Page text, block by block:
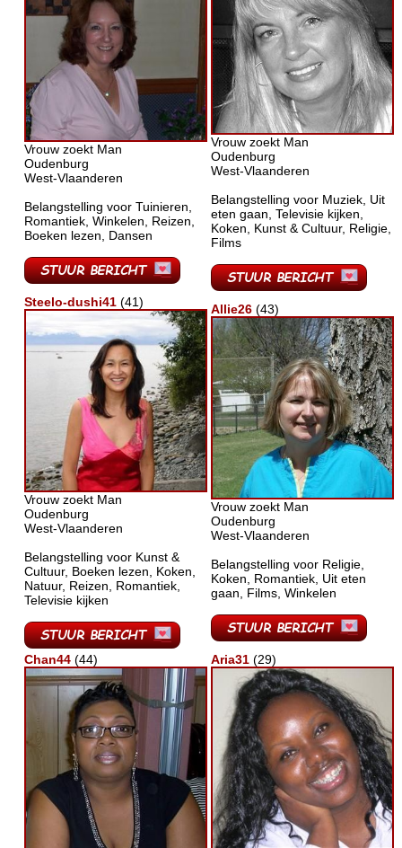
Vrouw zoekt Man
Oudenburg
West-Vlaanderen
Belangstelling voor Tuinieren,
Romantiek, Winkelen, Reizen,
Boeken lezen, Dansen
Vrouw zoekt Man
Oudenburg
West-Vlaanderen
Belangstelling voor Muziek, Uit
eten gaan, Televisie kijken,
Koken, Kunst & Cultuur, Religie,
Films
Steelo-dushi41 (41)
Vrouw zoekt Man
Oudenburg
West-Vlaanderen
Belangstelling voor Kunst &
Cultuur, Boeken lezen, Koken,
Natuur, Reizen, Romantiek,
Televisie kijken
Allie26 (43)
Vrouw zoekt Man
Oudenburg
West-Vlaanderen
Belangstelling voor Religie,
Koken, Romantiek, Uit eten
gaan, Films, Winkelen
Chan44 (44) Aria31 (29)